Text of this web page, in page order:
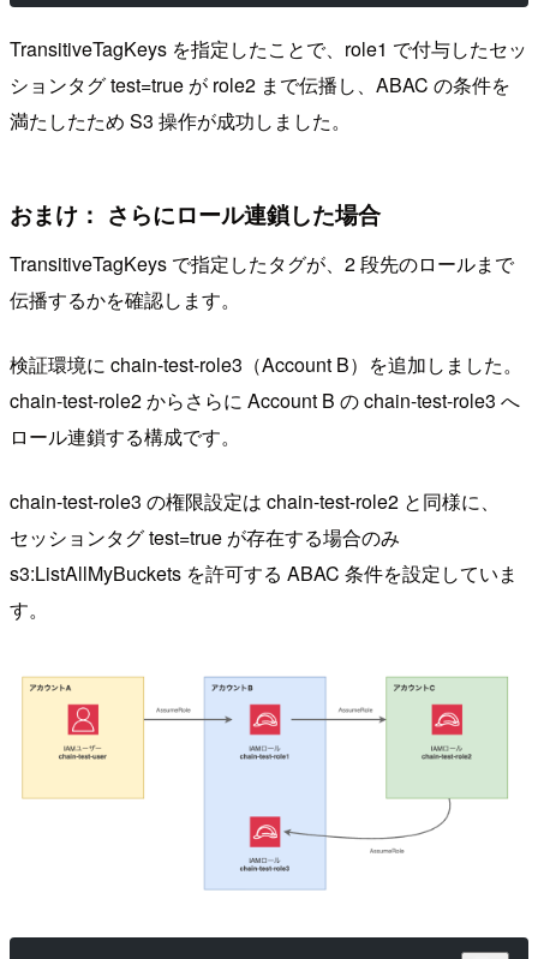
TransitiveTagKeys を指定したことで、role1 で付与したセッ
ションタグ test=true が role2 まで伝播し、ABAC の条件を
満たしたため S3 操作が成功しました。
おまけ： さらにロール連鎖した場合
TransitiveTagKeys で指定したタグが、2 段先のロールまで
伝播するかを確認します。
検証環境に chain-test-role3（Account B）を追加しました。
chain-test-role2 からさらに Account B の chain-test-role3 へ
ロール連鎖する構成です。
chain-test-role3 の権限設定は chain-test-role2 と同様に、
セッションタグ test=true が存在する場合のみ
s3:ListAllMyBuckets を許可する ABAC 条件を設定していま
す。